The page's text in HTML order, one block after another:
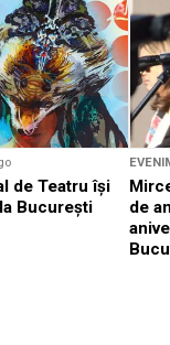
de Teatru își
București
de